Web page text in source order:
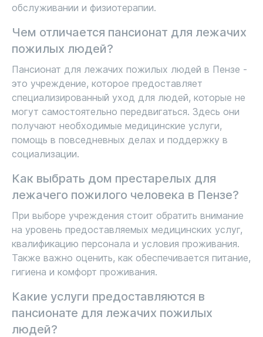
обслуживании и физиотерапии.
Чем отличается пансионат для лежачих
пожилых людей?
Пансионат для лежачих пожилых людей в Пензе -
это учреждение, которое предоставляет
специализированный уход для людей, которые не
могут самостоятельно передвигаться. Здесь они
получают необходимые медицинские услуги,
помощь в повседневных делах и поддержку в
социализации.
Как выбрать дом престарелых для
лежачего пожилого человека в Пензе?
При выборе учреждения стоит обратить внимание
на уровень предоставляемых медицинских услуг,
квалификацию персонала и условия проживания.
Также важно оценить, как обеспечивается питание,
гигиена и комфорт проживания.
Какие услуги предоставляются в
пансионате для лежачих пожилых
людей?